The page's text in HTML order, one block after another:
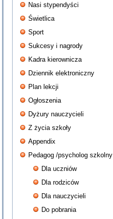
Nasi stypendyści
Świetlica
Sport
Sukcesy i nagrody
Kadra kierownicza
Dziennik elektroniczny
Plan lekcji
Ogłoszenia
Dyżury nauczycieli
Z życia szkoły
Appendix
Pedagog /psycholog szkolny
Dla uczniów
Dla rodziców
Dla nauczycieli
Do pobrania